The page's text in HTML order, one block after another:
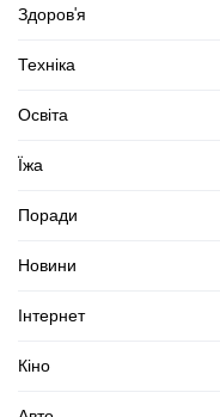
Здоров'я
Техніка
Освіта
Їжа
Поради
Новини
Інтернет
Кіно